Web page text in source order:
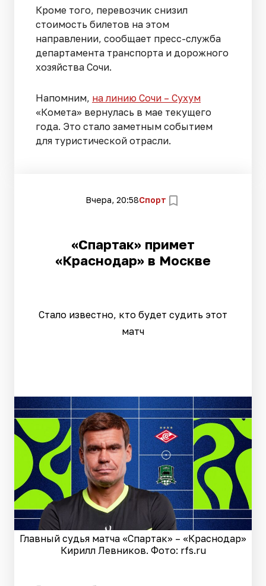
Кроме того, перевозчик снизил
стоимость билетов на этом
направлении, сообщает пресс-служба
департамента транспорта и дорожного
хозяйства Сочи.
Напомним, на линию Сочи – Сухум
«Комета» вернулась в мае текущего
года. Это стало заметным событием
для туристической отрасли.
Вчера, 20:58Спорт
«Спартак» примет
«Краснодар» в Москве
Стало известно, кто будет судить этот
матч
Главный судья матча «Спартак» – «Краснодар»
Кирилл Левников. Фото: rfs.ru